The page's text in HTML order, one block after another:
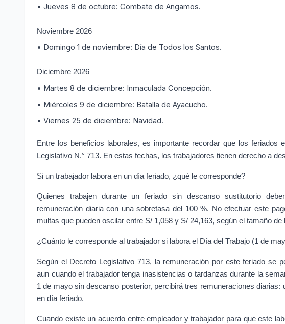
• Jueves 8 de octubre: Combate de Angamos.
Noviembre 2026
• Domingo 1 de noviembre: Día de Todos los Santos.
Diciembre 2026
• Martes 8 de diciembre: Inmaculada Concepción.
• Miércoles 9 de diciembre: Batalla de Ayacucho.
• Viernes 25 de diciembre: Navidad.
Entre los beneficios laborales, es importante recordar que los feriados
Legislativo N.° 713. En estas fechas, los trabajadores tienen derecho a
Si un trabajador labora en un día feriado, ¿qué le corresponde?
Quienes trabajen durante un feriado sin descanso sustitutorio
remuneración diaria con una sobretasa del 100 %. No efectuar este
multas que pueden oscilar entre S/ 1,058 y S/ 24,163, según el tamaño de
¿Cuánto le corresponde al trabajador si labora el Día del Trabajo (1 de
Según el Decreto Legislativo 713, la remuneración por este feriado se
aun cuando el trabajador tenga inasistencias o tardanzas durante la
1 de mayo sin descanso posterior, percibirá tres remuneraciones diarias:
en día feriado.
Cuando existe un acuerdo entre empleador y trabajador para que este